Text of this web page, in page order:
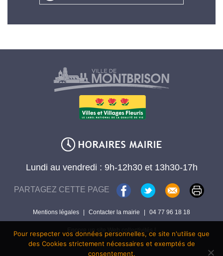
Lundi au vendredi : 9h-12h30 et 13h30-17h
PARTAGEZ CETTE PAGE
Mentions légales Contacter la mairie 04 77 96 18 18
Encore un site Web collectivités !
Pour respecter vos données personnelles, ce site n'utilise que
des Cookies strictement nécessaires et exemptés de
consentement.